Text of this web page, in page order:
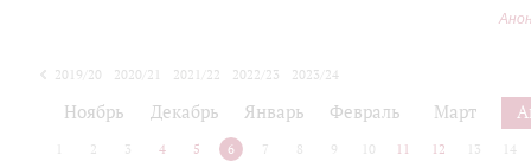
2019/20 2020/21 2021/22 2022/23
2023/24
Ноябрь Декабрь Январь Февраль Март
2 3 4 5 6 7 8 9 10 11 12 13 14